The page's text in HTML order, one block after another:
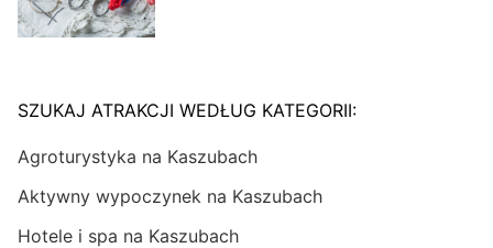
SZUKAJ ATRAKCJI WEDŁUG KATEGORII:
Agroturystyka na Kaszubach
Aktywny wypoczynek na Kaszubach
Hotele i spa na Kaszubach